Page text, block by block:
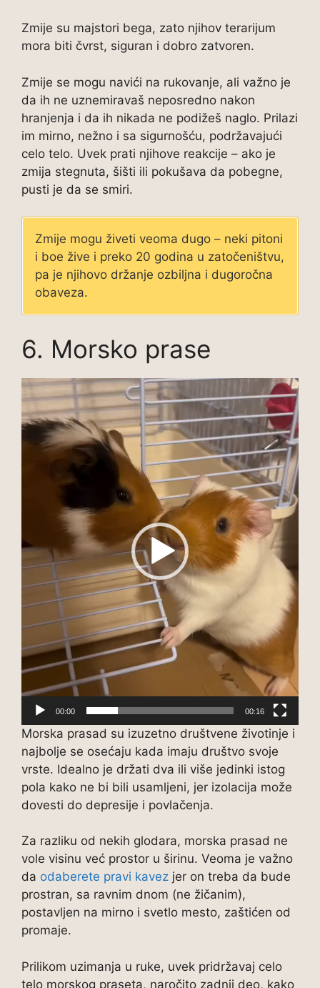
Zmije su majstori bega, zato njihov terarijum
mora biti čvrst, siguran i dobro zatvoren.
Zmije se mogu navići na rukovanje, ali važno je
da ih ne uznemiravaš neposredno nakon
hranjenja i da ih nikada ne podižeš naglo. Prilazi
im mirno, nežno i sa sigurnošću, podržavajući
celo telo. Uvek prati njihove reakcije – ako je
zmija stegnuta, šišti ili pokušava da pobegne,
pusti je da se smiri.
Zmije mogu živeti veoma dugo – neki pitoni
i boe žive i preko 20 godina u zatočeništvu,
pa je njihovo držanje ozbiljna i dugoročna
obaveza.
6. Morsko prase
Pregledač
video
zapisa
00:00 00:16
Morska prasad su izuzetno društvene životinje i
najbolje se osećaju kada imaju društvo svoje
vrste. Idealno je držati dva ili više jedinki istog
pola kako ne bi bili usamljeni, jer izolacija može
dovesti do depresije i povlačenja.
Za razliku od nekih glodara, morska prasad ne
vole visinu već prostor u širinu. Veoma je važno
da odaberete pravi kavez jer on treba da bude
prostran, sa ravnim dnom (ne žičanim),
postavljen na mirno i svetlo mesto, zaštićen od
promaje.
Prilikom uzimanja u ruke, uvek pridržavaj celo
telo morskog praseta, naročito zadnji deo, kako